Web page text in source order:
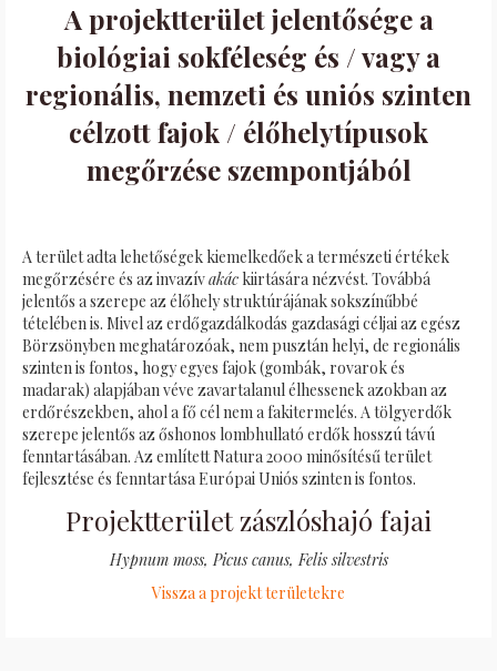
A projektterület jelentősége a
biológiai sokféleség és / vagy a
regionális, nemzeti és uniós szinten
célzott fajok / élőhelytípusok
megőrzése szempontjából
A terület adta lehetőségek kiemelkedőek a természeti értékek
megőrzésére és az invazívakác kiirtására nézvést. Továbbá
jelentős a szerepe az élőhely struktúrájának sokszínűbbé
tételében is. Mivel az erdőgazdálkodás gazdasági céljai az egész
Börzsönyben meghatározóak, nem pusztán helyi, de regionális
szinten is fontos, hogy egyes fajok (gombák, rovarok és
madarak) alapjában véve zavartalanul élhessenek azokban az
erdőrészekben, ahol a fő cél nem a fakitermelés. A tölgyerdők
szerepe jelentős az őshonos lombhullató erdők hosszú távú
fenntartásában. Az említett Natura 2000 minősítésű terület
fejlesztése és fenntartása Európai Uniós szinten is fontos.
Projektterület zászlóshajó fajai
Hypnum moss, Picus canus, Felis silvestris
Vissza a projekt területekre